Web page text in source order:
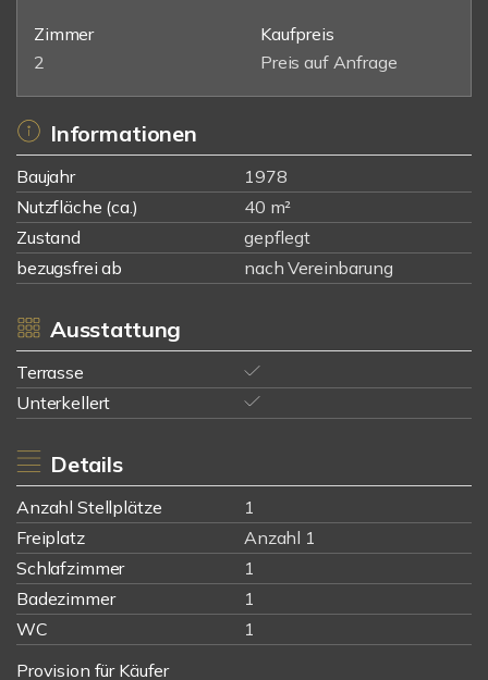
Zimmer
2
Kaufpreis
Preis auf Anfrage
Informationen
Baujahr
1978
Nutzfläche (ca.)
40 m²
Zustand
gepflegt
bezugsfrei ab
nach Vereinbarung
Ausstattung
Terrasse
Unterkellert
Details
Anzahl Stellplätze
1
Freiplatz
Anzahl 1
Schlafzimmer
1
Badezimmer
1
WC
1
Provision für Käufer